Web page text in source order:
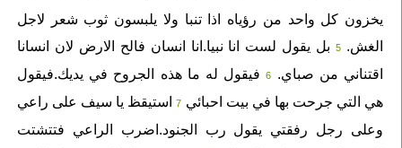
يخزون كل واحد من رؤياه اذا تنبا ولا يلبسون ثوب شعر لاجل
الغش. 5بل يقول لست انا نبيا.انا انسان فالح الارض لان انسانا
اقتناني من صباي.
6فيقول له ما هذه الجروح في يديك.فيقول
هي التي جرحت بها في بيت احبائي 7استيقظ يا سيف على راعي
وعلى رجل رفقتي يقول رب الجنود.اضرب الراعي فتتشتت